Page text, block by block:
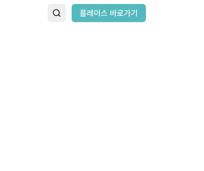
플레이스 바로가기